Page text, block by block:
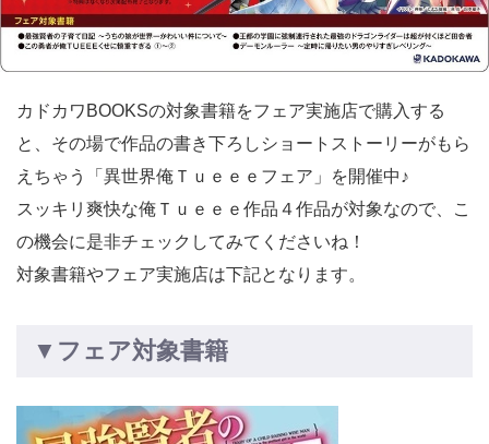
カドカワBOOKSの対象書籍をフェア実施店で購入する
と、その場で作品の書き下ろしショートストーリーがもら
えちゃう「異世界俺Ｔｕｅｅｅフェア」を開催中♪
スッキリ爽快な俺Ｔｕｅｅｅ作品４作品が対象なので、こ
の機会に是非チェックしてみてくださいね！
対象書籍やフェア実施店は下記となります。
▼フェア対象書籍